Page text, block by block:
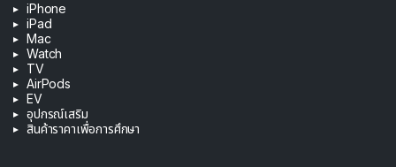
iPhone
iPad
Mac
Watch
TV
AirPods
EV
อุปกรณ์เสริม
สินค้าราคาเพื่อการศึกษา